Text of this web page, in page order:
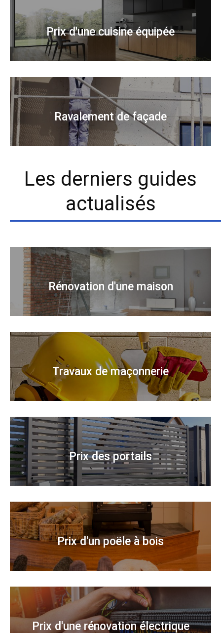
Prix d'une cuisine équipée
Ravalement de façade
Les derniers guides
actualisés
Rénovation d'une maison
Travaux de maçonnerie
Prix des portails
Prix d'un poële à bois
Prix d'une rénovation électrique